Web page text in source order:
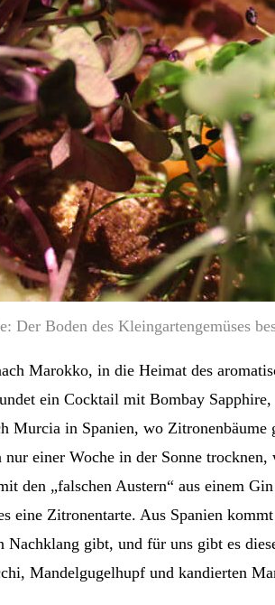
Der Boden des Kleingartengemüses
Marokko, in die Heimat des
ein Cocktail mit Bombay
Murcia in Spanien, wo Zitronenbäume
einer Woche in der Sonne
den „falschen Austern“ aus einem
eine Zitronentarte. Aus Spanien
Nachklang gibt, und für uns gibt es
Mandelgugelhupf und kandierten